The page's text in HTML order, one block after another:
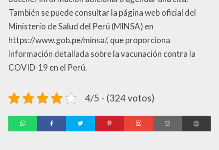
También se puede consultar la página web oficial del
Ministerio de Salud del Perú (MINSA) en
https://www.gob.pe/minsa/, que proporciona
información detallada sobre la vacunación contra la
COVID-19 en el Perú.
4/5 - (324 votos)